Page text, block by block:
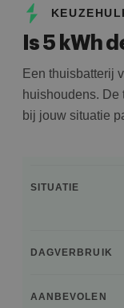
Is 5 kWh
Een thuisbatterij
huishoudens. De
bij jouw situatie
SITUATIE
DAGVERBRUIK
AANBEVOLEN